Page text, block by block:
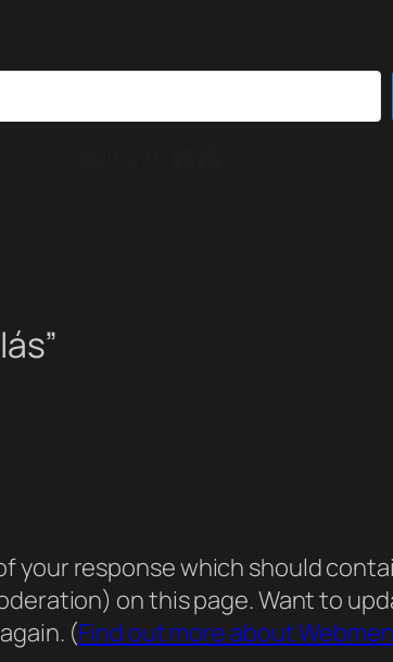
response which should
on this page. Want to
(Find out more about